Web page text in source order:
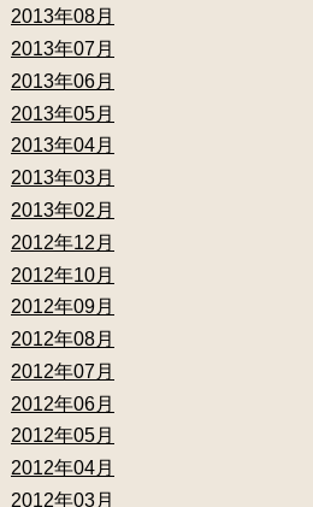
2013年08月
2013年07月
2013年06月
2013年05月
2013年04月
2013年03月
2013年02月
2012年12月
2012年10月
2012年09月
2012年08月
2012年07月
2012年06月
2012年05月
2012年04月
2012年03月